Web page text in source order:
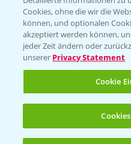
Cookies, ohne die wir die
können, und optionalen
akzeptiert werden können,
jeder Zeit ändern oder
unserer Privacy Statement
Cookie